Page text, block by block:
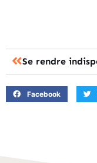
Facebook